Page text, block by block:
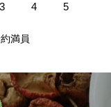
3 4 5
満員